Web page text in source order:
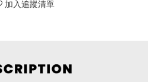
加入追蹤清單